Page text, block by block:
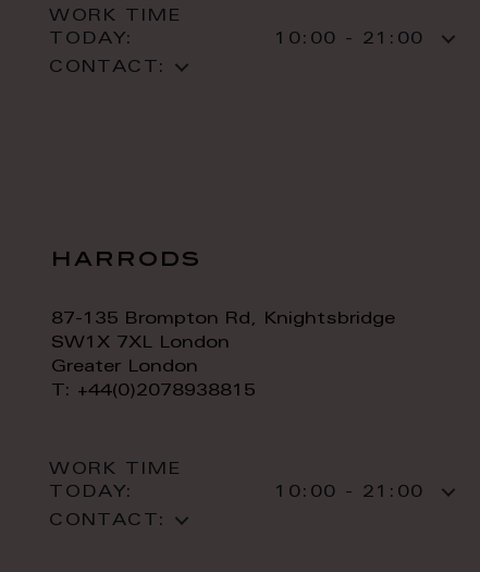
WORK TIME
TODAY:
10:00 - 21:00
CONTACT:
harrods
87-135 Brompton Rd, Knightsbridge
SW1X 7XL London
Greater London
T: +44(0)2078938815
WORK TIME
TODAY:
10:00 - 21:00
CONTACT: